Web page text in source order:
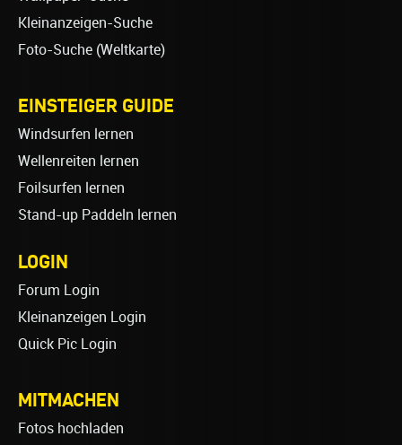
Kleinanzeigen-Suche
Foto-Suche (Weltkarte)
EINSTEIGER GUIDE
Windsurfen lernen
Wellenreiten lernen
Foilsurfen lernen
Stand-up Paddeln lernen
LOGIN
Forum Login
Kleinanzeigen Login
Quick Pic Login
MITMACHEN
Fotos hochladen